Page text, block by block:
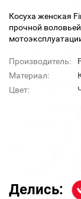
Косуха женская
прочной
Производитель:
Материал:
Цвет:
Делись: